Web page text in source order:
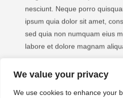
We value your privacy
We use cookies to enhance your
nesciunt. Neque porro
ipsum quia dolor sit amet,
sed quia non numquam eius
labore et dolore magnam